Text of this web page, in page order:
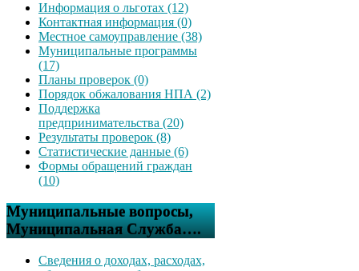
Информация о льготах (12)
Контактная информация (0)
Местное самоуправление (38)
Муниципальные программы
(17)
Планы проверок (0)
Порядок обжалования НПА (2)
Поддержка
предпринимательства (20)
Результаты проверок (8)
Статистические данные (6)
Формы обращений граждан
(10)
Муниципальные вопросы,
Муниципальная Служба….
Сведения о доходах, расходах,